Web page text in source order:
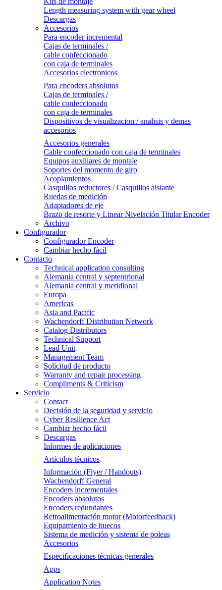
Length measuring system with gear wheel
Descargas
Accesorios
Para encoder incremental
Cajas de terminales /
cable confeccionado
con caja de terminales
Accesorios electronicos
Para encoders absolutos
Cajas de terminales /
cable confeccionado
con caja de terminales
Dispositivos de visualizacion / analisis y demas
accesorios
Accesorios generales
Cable confeccionado con caja de terminales
Equipos auxiliares de montaje
Soportes del momento de giro
Acoplamientos
Casquillos reductores / Casquillos aislante
Ruedas de medición
Adaptadores de eje
Brazo de resorte y Linear Nivelación Titular Encoder
Archivo
Configurador
Configurador Encoder
Cambiar hecho fácil
Contacto
Technical application consulting
Alemania central y septentrional
Alemania central y meridional
Europa
Americas
Asia and Pacific
Wachendorff Distribution Network
Catalog Distributors
Technical Support
Lead Unit
Management Team
Solicitud de producto
Warranty and repair processing
Compliments & Criticism
Servicio
Contact
Decisión de la seguridad y servicio
Cyber Resilience Act
Cambiar hecho fácil
Descargas
Informes de aplicaciones
Artículos técnicos
Información (Flyer / Handouts)
Wachendorff General
Encoders incrementales
Encoders absolutos
Encoders redundantes
Retroalimentación motor (Motorfeedback)
Equipamiento de huecos
Sistema de medición y sistema de poleas
Accesorios
Especificaciones técnicas generales
Apps
Application Notes